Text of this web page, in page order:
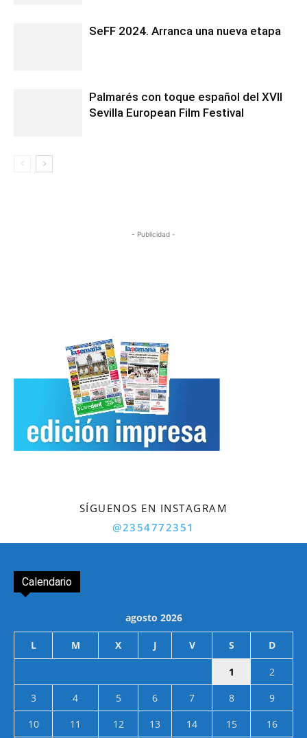
SeFF 2024. Arranca una nueva etapa
Palmarés con toque español del XVII
Sevilla European Film Festival
- Publicidad -
SÍGUENOS EN INSTAGRAM
@2354772351
Calendario
agosto 2026
L M X J V S D
1
2
3
4 5 6 7 8
9
10
11 12 13 14 15
16